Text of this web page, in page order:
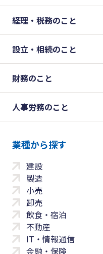
経理・税務のこと
設立・相続のこと
財務のこと
人事労務のこと
業種から探す
建設
製造
小売
卸売
飲食・宿泊
不動産
IT・情報通信
金融・保険